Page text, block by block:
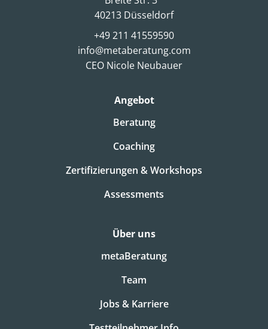
40213 Düsseldorf
+49 211 41559590
info@metaberatung.com
CEO Nicole Neubauer
Angebot
Beratung
Coaching
Zertifizierungen & Workshops
Assessments
Über uns
metaBeratung
Team
Jobs & Karriere